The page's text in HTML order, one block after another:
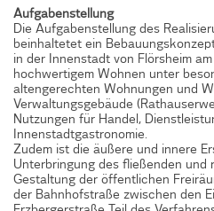
Aufgabenstellung
Die Aufgabenstellung des
beinhaltetet ein
in der Innenstadt von Flörsheim
hochwertigem Wohnen unter
altengerechten Wohnungen und
Verwaltungsgebäude
Nutzungen für Handel,
Innenstadtgastronomie.
Zudem ist die äußere und innere
Unterbringung des fließenden und
Gestaltung der öffentlichen
der Bahnhofstraße zwischen den